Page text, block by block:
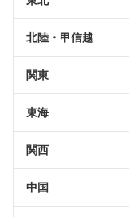
北陸・甲信越
関東
東海
関西
中国